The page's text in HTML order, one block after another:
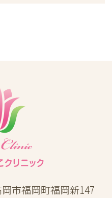
市福岡町福岡新147